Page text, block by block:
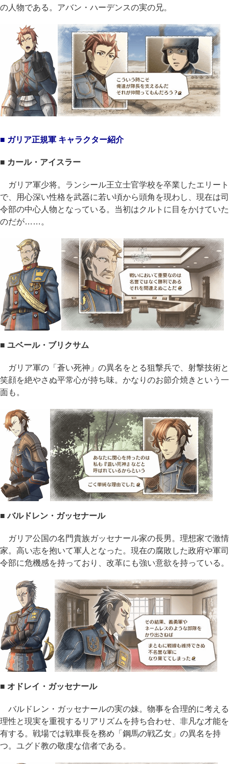
の人物である。アバン・ハーデンスの実の兄。
■ ガリア正規軍 キャラクター紹介
■ カール・アイスラー
ガリア軍少将。ランシール王立士官学校を卒業したエリート
で、用心深い性格を武器に若い頃から頭角を現わし、現在は司
令部の中心人物となっている。当初はクルトに目をかけていた
のだが……。
■ ユベール・ブリクサム
ガリア軍の「蒼い死神」の異名をとる狙撃兵で、射撃技術と
笑顔を絶やさぬ平常心が持ち味。かなりのお節介焼きという一
面も。
■ バルドレン・ガッセナール
ガリア公国の名門貴族ガッセナール家の長男。理想家で激情
家。高い志を抱いて軍人となった。現在の腐敗した政府や軍司
令部に危機感を持っており、改革にも強い意欲を持っている。
■ オドレイ・ガッセナール
バルドレン・ガッセナールの実の妹。物事を合理的に考える
理性と現実を重視するリアリズムを持ち合わせ、非凡な才能を
有する。戦場では戦車長を務め「鋼馬の戦乙女」の異名を持
つ。ユグド教の敬虔な信者である。